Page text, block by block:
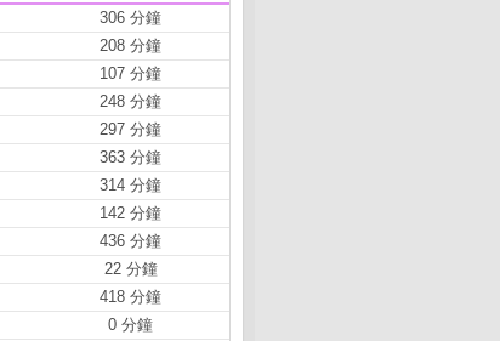
306 分鐘
208 分鐘
107 分鐘
248 分鐘
297 分鐘
363 分鐘
314 分鐘
142 分鐘
436 分鐘
22 分鐘
418 分鐘
0 分鐘